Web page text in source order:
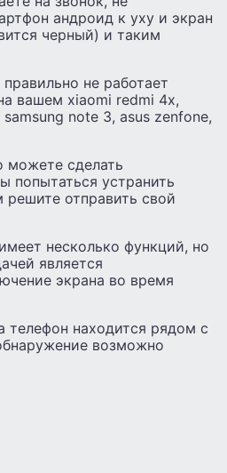
андроид к уху и экран
черный) и таким
не работает
вашем xiaomi redmi 4x,
note 3, asus zenfone,
можете сделать
попытаться устранить
отправить свой
несколько функций, но
является
экрана во время
телефон находится рядом с
возможно